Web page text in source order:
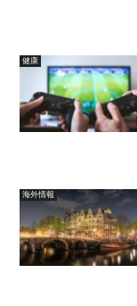
健康
海外情報